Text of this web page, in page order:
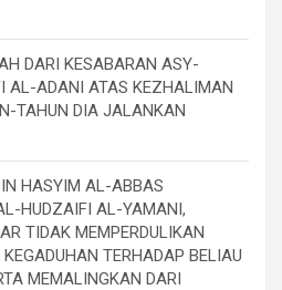
DARI KESABARAN ASY-
AL-ADANI ATAS KEZHALIMAN
TAHUN DIA JALANKAN
HASYIM AL-ABBAS
HUDZAIFI AL-YAMANI,
TIDAK MEMPERDULIKAN
TERHADAP BELIAU
MEMALINGKAN DARI